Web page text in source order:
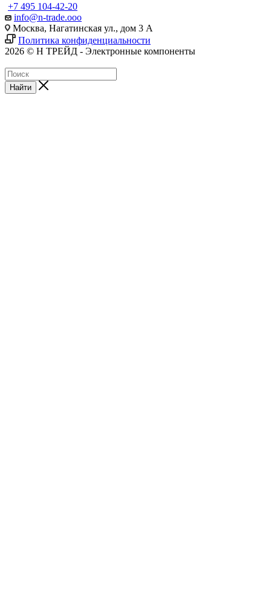
+7 495 104-42-20
info@n-trade.ooo
Москва, Нагатинская ул., дом 3 А
Политика конфиденциальности
2026 © Н ТРЕЙД - Электронные компоненты
Найти